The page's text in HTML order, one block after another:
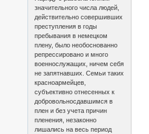
значительного числа людей,
действительно совершивших
преступления в годы
пребывания в немецком
плену, было необоснованно
репрессировано и много
военнослужащих, ничем себя
не запятнавших. Семьи таких
красноармейцев,
субъективно отнесенных к
добровольносдавшимся в
плен и без учета причин
пленения, незаконно
лишались на весь период